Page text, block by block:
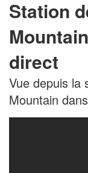
Station
direct
Vue depuis la
Mountain